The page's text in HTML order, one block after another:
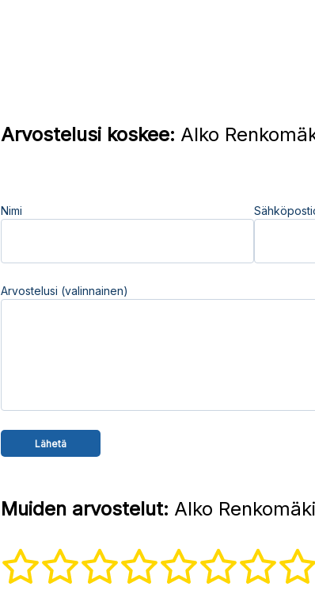
Arvostelusi koskee: Alko
Nimi
Arvostelusi (valinnainen)
Muiden arvostelut: Alko